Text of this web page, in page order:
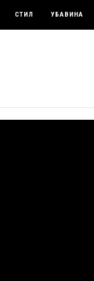
СТИЛ УБАВИНА